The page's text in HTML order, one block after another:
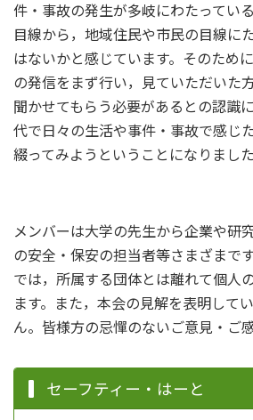
件・事故の発生が多岐にわたってい
目線から，地域住民や市民の目線に
はないかと感じています。そのため
の発信をまず行い，見ていただいた
聞かせてもらう必要があるとの認識
代で日々の生活や事件・事故で感じ
綴ってみようということになりました
メンバーは大学の先生から企業や研
の安全・保安の担当者等さまざまで
では，所属する団体とは離れて個人
ます。また，本会の見解を表明して
ん。皆様方の忌憚のないご意見・ご
セーフティー・はーと